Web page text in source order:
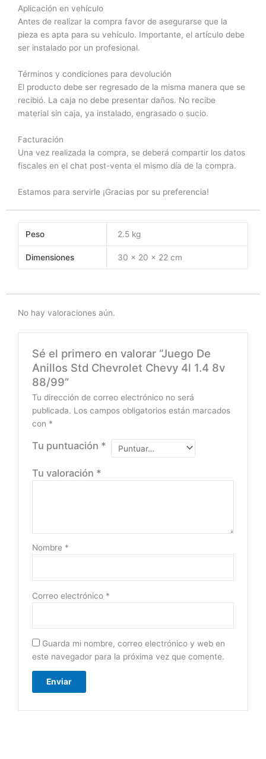
Aplicación en vehículo
Antes de realizar la compra favor de asegurarse que la
pieza es apta para su vehículo. Importante, el artículo debe
ser instalado por un profesional.
Términos y condiciones para devolución
El producto debe ser regresado de la misma manera que se
recibió. La caja no debe presentar daños. No recibe
material sin caja, ya instalado, engrasado o sucio.
Facturación
Una vez realizada la compra, se deberá compartir los datos
fiscales en el chat post-venta el mismo día de la compra.
Estamos para servirle ¡Gracias por su preferencia!
Peso 2.5 kg
Dimensiones 30 × 20 × 22 cm
No hay valoraciones aún.
Sé el primero en valorar “Juego De
Anillos Std Chevrolet Chevy 4l 1.4 8v
88/99”
Tu dirección de correo electrónico no será
publicada. Los campos obligatorios están marcados
con *
Tu puntuación *
Tu valoración *
Nombre *
Correo electrónico *
Guarda mi nombre, correo electrónico y web en
este navegador para la próxima vez que comente.